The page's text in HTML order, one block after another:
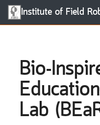
Skip
Institute of Field
Bio-
Lab